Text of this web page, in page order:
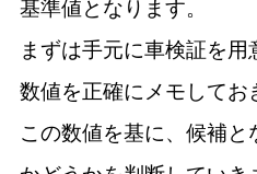
基準値となります。
まずは手元に車検証を
数値を正確にメモしてお
この数値を基に、候補